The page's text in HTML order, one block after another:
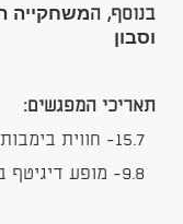
בנוסף, המשחקייה
וסבון
תאריכי המפגשים: